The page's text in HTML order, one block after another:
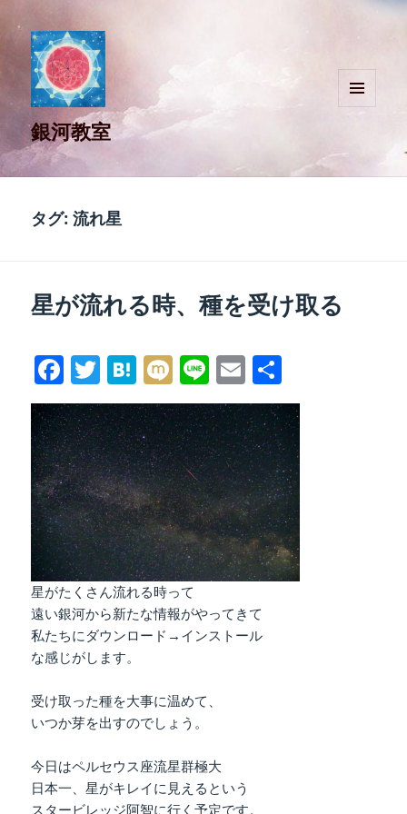
銀河教室
タグ:流れ星
星が流れる時、種を受け取る
Fa
ce
bo
ok
T
wi
tte
r
H
at
en
a
M
ix
i
Li
ne
E
m
ail
有
星がたくさん流れる時って
遠い銀河から新たな情報がやってきて
私たちにダウンロード→インストール
な感じがします。
受け取った種を大事に温めて、
いつか芽を出すのでしょう。
今日はペルセウス座流星群極大
日本一、星がキレイに見えるという
スタービレッジ阿智に行く予定です。